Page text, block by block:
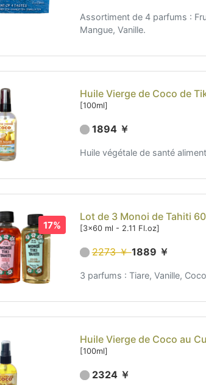
Assortiment de 4 parfums :
Mangue, Vanille.
Huile Vierge de Coco de
[100ml]
1894 ￥
Huile végétale de santé
17%
Lot de 3 Monoi de Tahiti
[3x60 ml - 2.11 Fl.oz]
2273 ￥1889 ￥
3 parfums : Tiare, Vanille, Coco
Huile Vierge de Coco au
[100ml]
2324 ￥